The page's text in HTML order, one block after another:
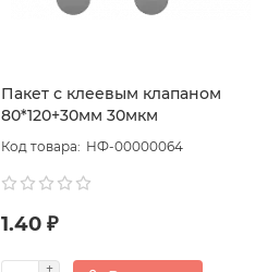
Пакет с клеевым клапаном
80*120+30мм 30мкм
НФ-00000064
1.40 ₽